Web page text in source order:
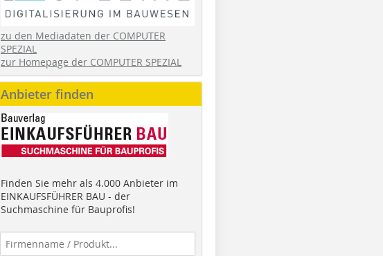
zu den Mediadaten der COMPUTER
SPEZIAL
zur Homepage der COMPUTER SPEZIAL
Anbieter finden
Finden Sie mehr als 4.000 Anbieter im
EINKAUFSFÜHRER BAU - der
Suchmaschine für Bauprofis!